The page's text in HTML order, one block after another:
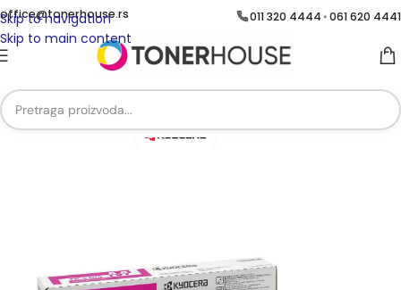
Skip to navigation
Skip to main content
office@tonerhouse.rs 011 320 4444 •061 620 4441
Početna